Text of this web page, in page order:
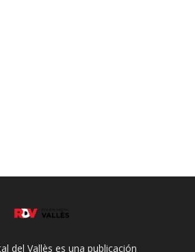
del Vallès es una publicación